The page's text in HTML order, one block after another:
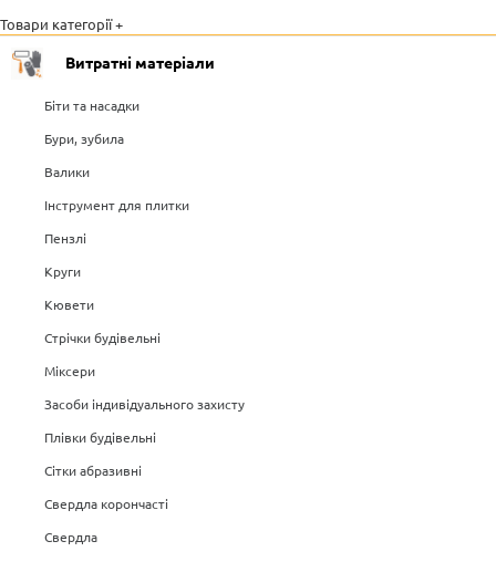
Товари категорії +
Витратні матеріали
Біти та насадки
Бури, зубила
Валики
Інструмент для плитки
Пензлі
Круги
Кювети
Стрічки будівельні
Міксери
Засоби індивідуального захисту
Плівки будівельні
Сітки абразивні
Свердла корончасті
Свердла